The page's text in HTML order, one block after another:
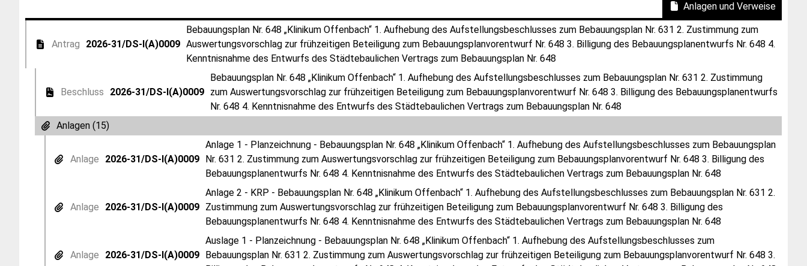
Anlagen und Verweise
Antrag 2026-31/DS-I(A)0009
Bebauungsplan Nr. 648 „Klinikum Offenbach“ 1. Aufhebung des Aufstellungsbeschlusses zum Bebauungsplan Nr. 631 2. Zustimmung zum
Auswertungsvorschlag zur frühzeitigen Beteiligung zum Bebauungsplanvorentwurf Nr. 648 3. Billigung des Bebauungsplanentwurfs Nr. 648 4.
Kenntnisnahme des Entwurfs des Städtebaulichen Vertrags zum Bebauungsplan Nr. 648
Beschluss 2026-31/DS-I(A)0009
Bebauungsplan Nr. 648 „Klinikum Offenbach“ 1. Aufhebung des Aufstellungsbeschlusses zum Bebauungsplan Nr. 631 2. Zustimmung
zum Auswertungsvorschlag zur frühzeitigen Beteiligung zum Bebauungsplanvorentwurf Nr. 648 3. Billigung des Bebauungsplanentwurfs
Nr. 648 4. Kenntnisnahme des Entwurfs des Städtebaulichen Vertrags zum Bebauungsplan Nr. 648
Anlagen (15)
Anlage 2026-31/DS-I(A)0009
Anlage 1 - Planzeichnung - Bebauungsplan Nr. 648 „Klinikum Offenbach“ 1. Aufhebung des Aufstellungsbeschlusses zum Bebauungsplan
Nr. 631 2. Zustimmung zum Auswertungsvorschlag zur frühzeitigen Beteiligung zum Bebauungsplanvorentwurf Nr. 648 3. Billigung des
Bebauungsplanentwurfs Nr. 648 4. Kenntnisnahme des Entwurfs des Städtebaulichen Vertrags zum Bebauungsplan Nr. 648
Anlage 2026-31/DS-I(A)0009
Anlage 2 - KRP - Bebauungsplan Nr. 648 „Klinikum Offenbach“ 1. Aufhebung des Aufstellungsbeschlusses zum Bebauungsplan Nr. 631 2.
Zustimmung zum Auswertungsvorschlag zur frühzeitigen Beteiligung zum Bebauungsplanvorentwurf Nr. 648 3. Billigung des
Bebauungsplanentwurfs Nr. 648 4. Kenntnisnahme des Entwurfs des Städtebaulichen Vertrags zum Bebauungsplan Nr. 648
Anlage 2026-31/DS-I(A)0009
Auslage 1 - Planzeichnung - Bebauungsplan Nr. 648 „Klinikum Offenbach“ 1. Aufhebung des Aufstellungsbeschlusses zum
Bebauungsplan Nr. 631 2. Zustimmung zum Auswertungsvorschlag zur frühzeitigen Beteiligung zum Bebauungsplanvorentwurf Nr. 648 3.